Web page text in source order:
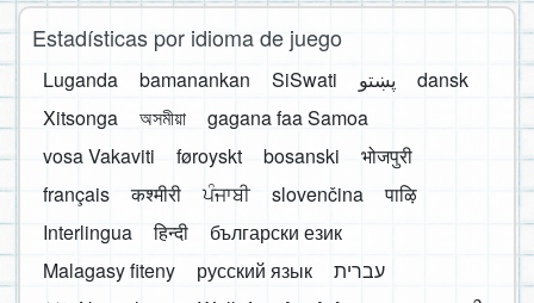
Estadísticas por idioma de juego
Luganda bamanankan SiSwati پښتو
dansk
Xitsonga
অসমীয়া
gagana faa Samoa
vosa Vakaviti
føroyskt bosanski
भोजपुरी
français
कश्मीरी ਪੰਜਾਬੀ slovenčina
पाऴि
Interlingua
हिन्दी
български език
Malagasy fiteny
русский язык
עברית